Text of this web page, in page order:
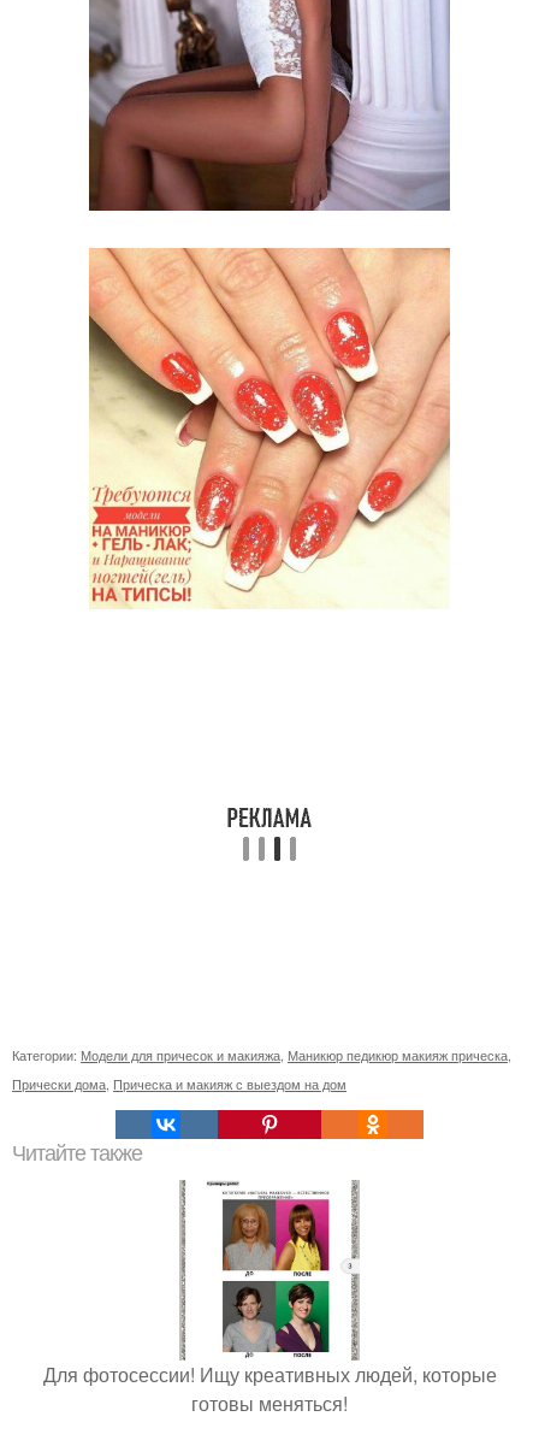
Категории: Модели для причесок и макияжа, Маникюр педикюр макияж прическа,
Прически дома, Прическа и макияж с выездом на дом
Читайте также
Для фотосессии! Ищу креативных людей, которые
готовы меняться!